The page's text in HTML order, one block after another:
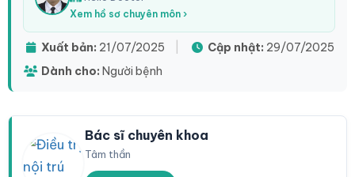
Xem hồ sơ chuyên môn ›
Xuất bản: 21/07/2025 Cập nhật: 29/07/2025
Dành cho: Người bệnh
Bác sĩ chuyên khoa
Tâm thần